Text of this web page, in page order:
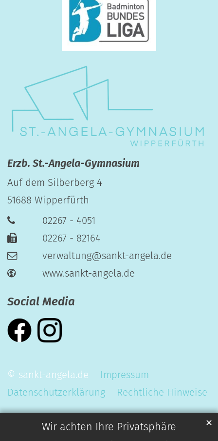
Wir achten Ihre Privatsphäre ✕
Erzb. St.-Angela-Gymnasium
Auf dem Silberberg 4
51688 Wipperfürth
02267 - 4051
02267 - 82164
verwaltung@sankt-angela.de
www.sankt-angela.de
Social Media
© sankt-angela.de
Impressum
Datenschutzerklärung
Rechtliche Hinweise